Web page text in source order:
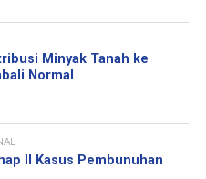
Minyak Tanah ke
Normal
II Kasus Pembunuhan